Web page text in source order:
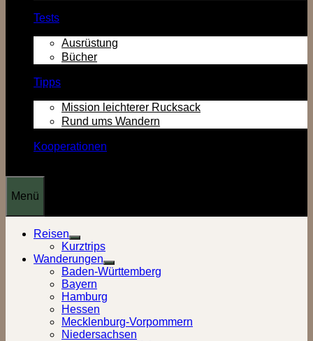
Tests
Ausrüstung
Bücher
Tipps
Mission leichterer Rucksack
Rund ums Wandern
Kooperationen
Menü
Reisen
Show
sub
menu
Kurztrips
Wanderungen
Show
sub
Baden-Württemberg
Bayern
Hamburg
Hessen
Mecklenburg-Vorpommern
Niedersachsen